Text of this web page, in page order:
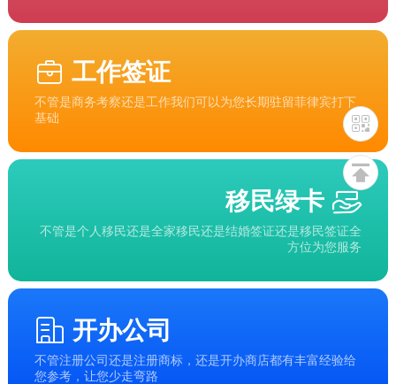
工作签证
不管是商务考察还是工作我们可以为您长期驻留菲律宾打下
基础
移民绿卡
不管是个人移民还是全家移民还是结婚签证还是移民签证全
方位为您服务
开办公司
不管注册公司还是注册商标，还是开办商店都有丰富经验给
您参考，让您少走弯路